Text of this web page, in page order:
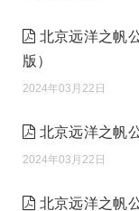
北京远洋之帆
版）
2024年03月22日
北京远洋之帆
2024年03月22日
北京远洋之帆